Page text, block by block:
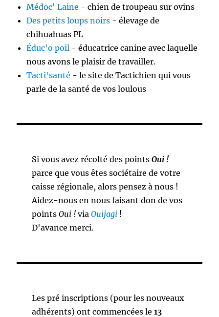
Médoc' Laine - chien de troupeau sur ovins
Des petits loups noirs - élevage de
chihuahuas PL
Éduc'o poil - éducatrice canine avec laquelle
nous avons le plaisir de travailler.
Tacti'santé - le site de Tactichien qui vous
parle de la santé de vos loulous
Si vous avez récolté des points Oui !
parce que vous êtes sociétaire de votre
caisse régionale, alors pensez à nous !
Aidez-nous en nous faisant don de vos
points Oui ! via Ouijagi !
D'avance merci.
Les pré inscriptions (pour les nouveaux
adhérents) ont commencées le 13